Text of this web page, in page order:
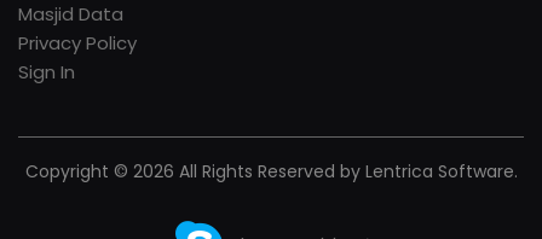
Masjid Data
Privacy Policy
Sign In
Copyright © 2026 All Rights Reserved by Lentrica Software.